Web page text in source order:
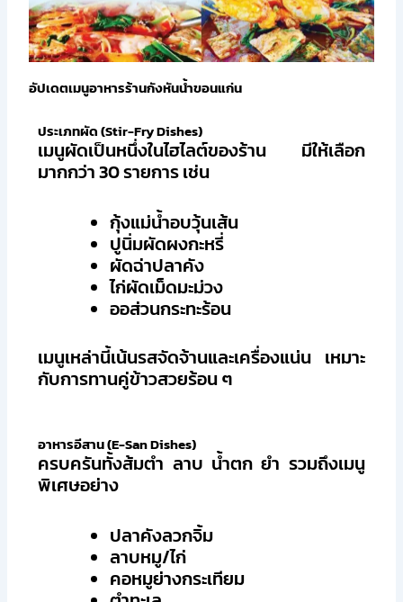
อัปเดตเมนูอาหารร้านกังหันน้ำขอนแก่น
ประเภทผัด (Stir-Fry Dishes)
เมนูผัดเป็นหนึ่งในไฮไลต์ของร้าน มีให้เลือก
มากกว่า 30 รายการ เช่น
กุ้งแม่น้ำอบวุ้นเส้น
ปูนิ่มผัดผงกะหรี่
ผัดฉ่าปลาคัง
ไก่ผัดเม็ดมะม่วง
ออส่วนกระทะร้อน
เมนูเหล่านี้เน้นรสจัดจ้านและเครื่องแน่น เหมาะ
กับการทานคู่ข้าวสวยร้อน ๆ
อาหารอีสาน (E-San Dishes)
ครบครันทั้งส้มตำ ลาบ น้ำตก ยำ รวมถึงเมนู
พิเศษอย่าง
ปลาคังลวกจิ้ม
ลาบหมู/ไก่
คอหมูย่างกระเทียม